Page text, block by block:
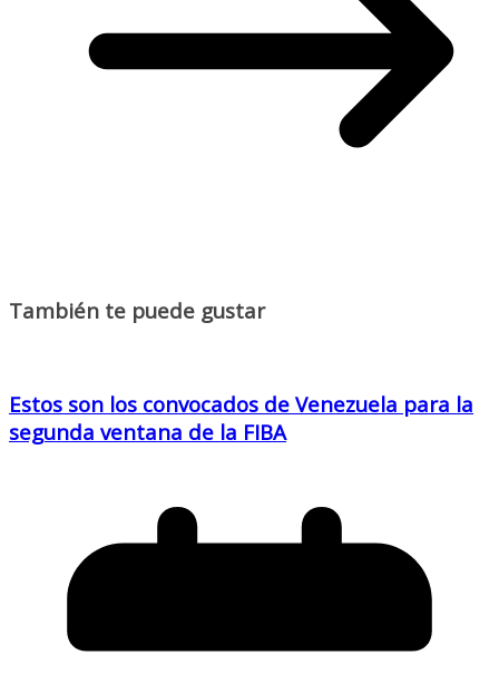
También te puede gustar
Estos son los convocados de Venezuela para la
segunda ventana de la FIBA